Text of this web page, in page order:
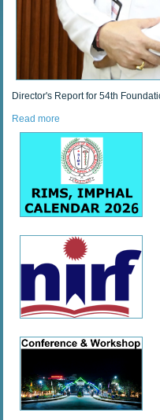
Director's Report for 54th
Read more